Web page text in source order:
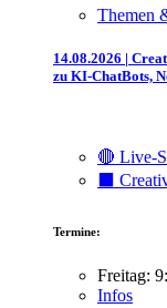
Themen
14.08.2026 |
zu KI-ChatBots,
🔴 Live-
⬛️
Termine:
Freitag:
Infos